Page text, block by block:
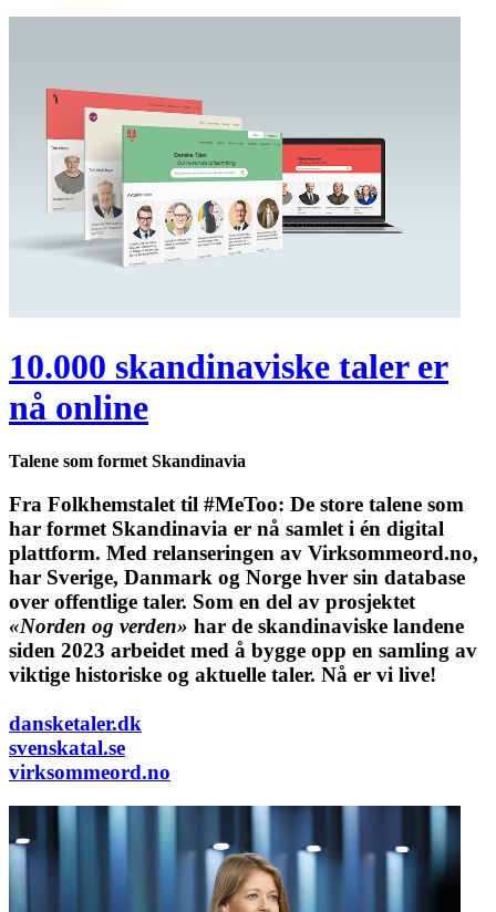
10.000 skandinaviske taler er
nå online
Talene som formet Skandinavia
Fra Folkhemstalet til #MeToo: De store talene som
har formet Skandinavia er nå samlet i én digital
plattform. Med relanseringen av Virksommeord.no,
har Sverige, Danmark og Norge hver sin database
over offentlige taler. Som en del av prosjektet
«Norden og verden» har de skandinaviske landene
siden 2023 arbeidet med å bygge opp en samling av
viktige historiske og aktuelle taler. Nå er vi live!
dansketaler.dk
svenskatal.se
virksommeord.no